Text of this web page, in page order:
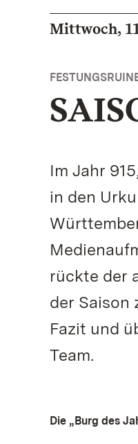
Mittwoch,
Im Jahr
in den
rückte der
der Saison
Fazit und
Team.
Die „Burg des